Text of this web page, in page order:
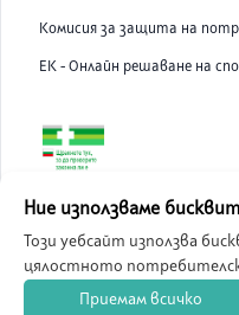
Комисия за защита на
ЕК - Онлайн решаване на
ABC Pharmacy онлайн
Агенция по Лекарствата.
Ние използваме
Този уебсайт използва
цялостното
Приемам всичко